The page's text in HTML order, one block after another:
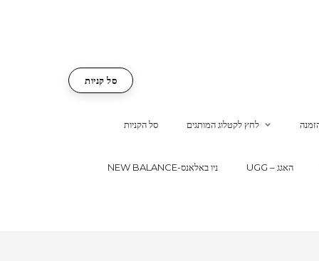
סל הקניות לחץ לקטלוג המותגים
NEW BALANCE-ניו באלאנס UGG – האגג
סל קניות